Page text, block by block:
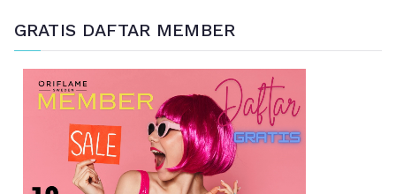
GRATIS DAFTAR MEMBER